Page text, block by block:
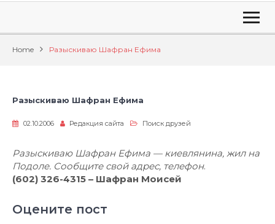
Home Разыскиваю Шафран Ефима
Разыскиваю Шафран Ефима
02.10.2006 Редакция сайта Поиск друзей
Разыскиваю Шафран Ефима — киевлянина, жил на
Подоле. Сообщите свой адрес, телефон.
(602) 326-4315 – Шафран Моисей
Оцените пост